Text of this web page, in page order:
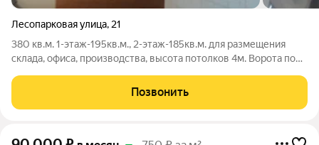
Лесопарковая улица, 21
380 кв.м. 1-этаж-195кв.м., 2-этаж-185кв.м. для размещения
склада, офиса, производства, высота потолков 4м. Ворота под
Позвонить